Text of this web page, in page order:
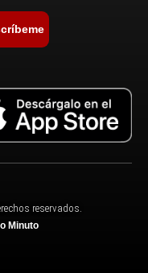
reservados.
Minuto